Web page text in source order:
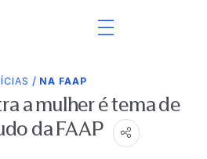
/ NA FAAP
a mulher é tema de
da FAAP